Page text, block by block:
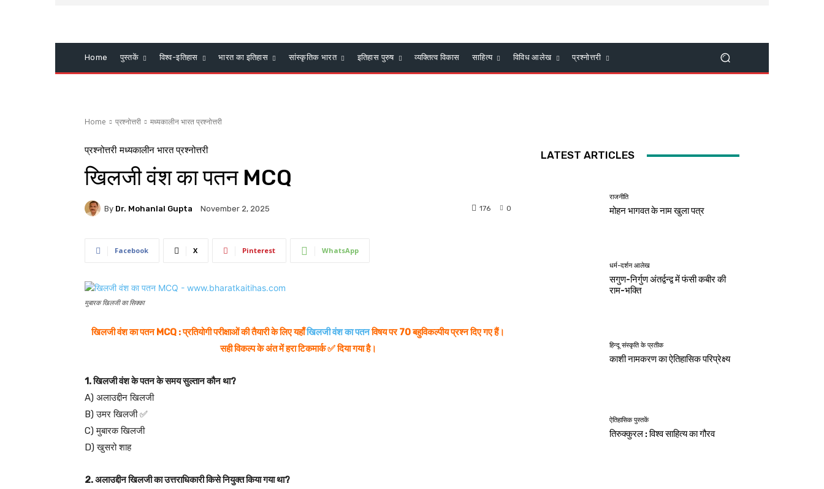
Home पुस्तकें विश्व-इतिहास भारत का इतिहास सांस्कृतिक भारत इतिहास पुरुष व्यक्तित्व विकास साहित्य विविध आलेख प्रश्नोत्तरी
Home प्रश्नोत्तरी मध्यकालीन भारत प्रश्नोत्तरी
प्रश्नोत्तरी मध्यकालीन भारत प्रश्नोत्तरी
खिलजी वंश का पतन MCQ
By Dr. Mohanlal Gupta November 2, 2025 0
176
Facebook X Pinterest WhatsApp
मुबारक खिलजी का सिक्का
खिलजी वंश का पतन MCQ : प्रतियोगी परीक्षाओं की तैयारी के लिए यहाँखिलजी वंश का पतनविषय पर 70 बहुविकल्पीय प्रश्न दिए गए हैं।
सही विकल्प के अंत में हरा टिकमार्क ✅ दिया गया है।
1. खिलजी वंश के पतन के समय सुल्तान कौन था?
A) अलाउद्दीन खिलजी
B) उमर खिलजी ✅
C) मुबारक खिलजी
D) खुसरो शाह
2. अलाउद्दीन खिलजी का उत्तराधिकारी किसे नियुक्त किया गया था?
LATEST ARTICLES
राजनीति
मोहन भागवत के नाम खुला पत्र
धर्म-दर्शन आलेख
सगुण-निर्गुण अंतर्द्वन्द्व में फंसी कबीर की
राम-भक्ति
हिन्दू संस्कृति के प्रतीक
काशी नामकरण का ऐतिहासिक परिप्रेक्ष्य
ऐतिहासिक पुस्तकें
तिरुक्कुरल : विश्व साहित्य का गौरव